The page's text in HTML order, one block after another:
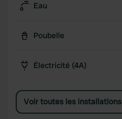
Eau
Poubelle
Électricité (4A)
Voir toutes les installations